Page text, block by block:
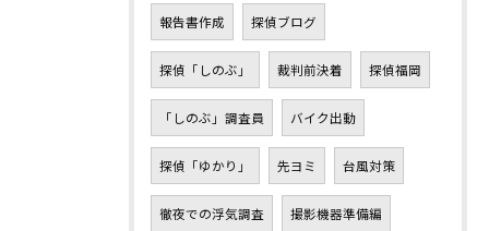
報告書作成 探偵ブログ
探偵「しのぶ」 裁判前決着 探偵福岡
「しのぶ」調査員 バイク出動
探偵「ゆかり」 先ヨミ 台風対策
徹夜での浮気調査 撮影機器準備編